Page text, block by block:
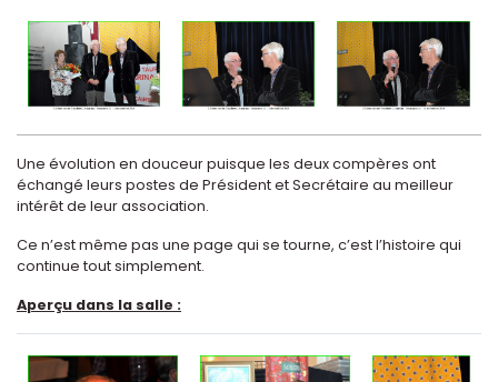
Une évolution en douceur puisque les deux compères ont
échangé leurs postes de Président et Secrétaire au meilleur
intérêt de leur association.
Ce n’est même pas une page qui se tourne, c’est l’histoire qui
continue tout simplement.
Aperçu dans la salle :